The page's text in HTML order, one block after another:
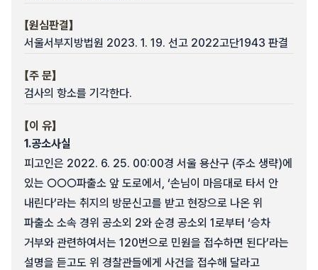
【원심판결】
서울서부지방법원 2023. 1. 19. 선고 2022고단1943 판결
【주 문】
검사의 항소를 기각한다.
【이 유】
1.공소사실
피고인은 2022. 6. 25. 00:00경 서울 용산구 (주소 생략)에
있는 ○○○파출소 앞 도로에서, ‘손님이 마음대로 타서 안
내린다’라는 취지의 방문신고를 받고 현장으로 나온 위
파출소 소속 경위 공소외 2와 순경 공소외 1로부터 ‘승차
거부와 관련하여서는 120번으로 민원을 접수하면 된다’라는
설명을 듣고도 위 경찰관들에게 사건을 접수해 달라고